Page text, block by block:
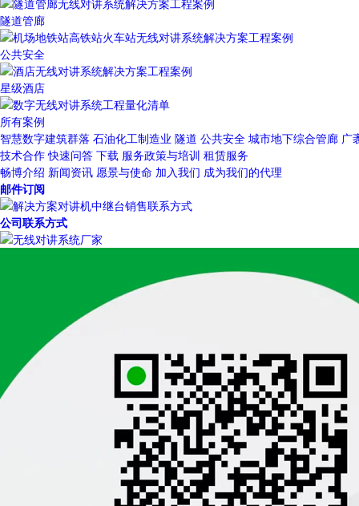
隧道管廊
公共安全
星级酒店
所有案例
智慧数字建筑群落 石油化工制造业 隧道 公共安全 城市地下综合管廊 广
技术合作 快速问答 下载 服务政策与培训 租赁服务
畅博介绍 新闻资讯 愿景与使命 加入我们 成为我们的代理
邮件订阅
公司联系方式